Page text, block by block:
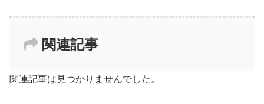
関連記事
関連記事は見つかりませんでした。